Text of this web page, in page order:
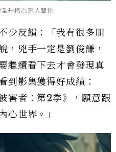
升格為戀人關係
少反饋：「我有很多朋
，兇手一定是劉俊謙，
繼續看下去才會發現真
到影集獲得好成績：
害者：第2季》，願意跟
心世界。」